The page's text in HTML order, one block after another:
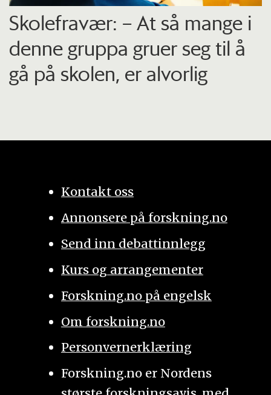
Skolefravær: – At så mange i
denne gruppa gruer seg til å
gå på skolen, er alvorlig
Kontakt oss
Annonsere på forskning.no
Send inn debattinnlegg
Kurs og arrangementer
Forskning.no på engelsk
Om forskning.no
Personvernerklæring
Forskning.no er Nordens